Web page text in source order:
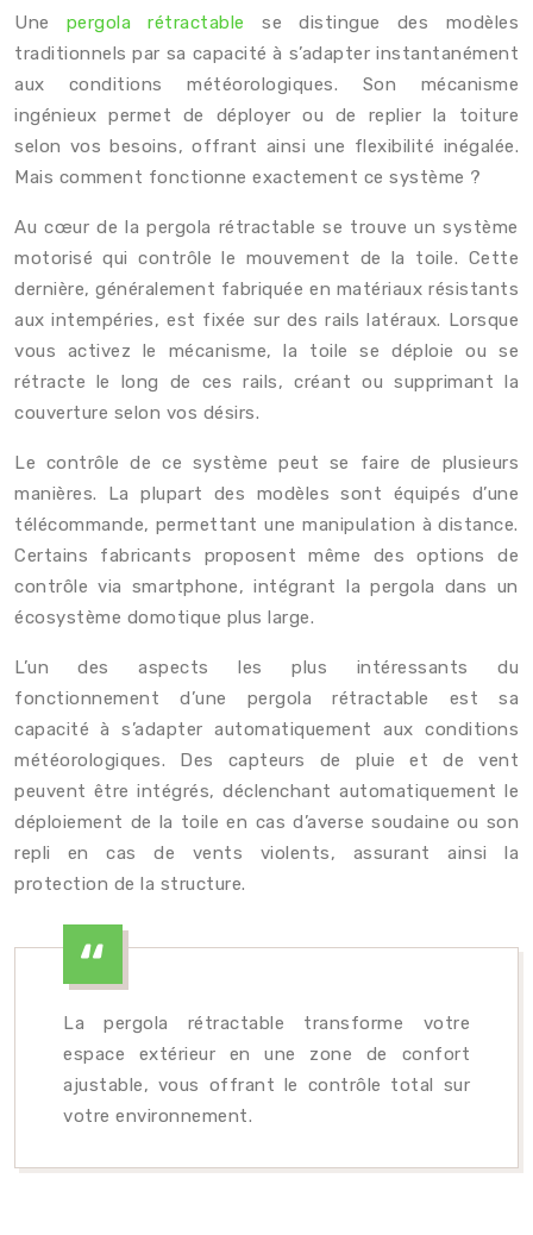
Une pergola rétractable
se distingue des modèles
traditionnels par sa capacité à s’adapter instantanément
aux conditions météorologiques. Son mécanisme
ingénieux permet de déployer ou de replier la toiture
selon vos besoins, offrant ainsi une flexibilité inégalée.
Mais comment fonctionne exactement ce système ?
Au cœur de la pergola rétractable se trouve un système
motorisé qui contrôle le mouvement de la toile. Cette
dernière, généralement fabriquée en matériaux résistants
aux intempéries, est fixée sur des rails latéraux. Lorsque
vous activez le mécanisme, la toile se déploie ou se
rétracte le long de ces rails, créant ou supprimant la
couverture selon vos désirs.
Le contrôle de ce système peut se faire de plusieurs
manières. La plupart des modèles sont équipés d’une
télécommande, permettant une manipulation à distance.
Certains fabricants proposent même des options de
contrôle via smartphone, intégrant la pergola dans un
écosystème domotique plus large.
L’un des aspects les plus intéressants du
fonctionnement d’une pergola rétractable est sa
capacité à s’adapter automatiquement aux conditions
météorologiques. Des capteurs de pluie et de vent
peuvent être intégrés, déclenchant automatiquement le
déploiement de la toile en cas d’averse soudaine ou son
repli en cas de vents violents, assurant ainsi la
protection de la structure.
La pergola rétractable transforme votre
espace extérieur en une zone de confort
ajustable, vous offrant le contrôle total sur
votre environnement.